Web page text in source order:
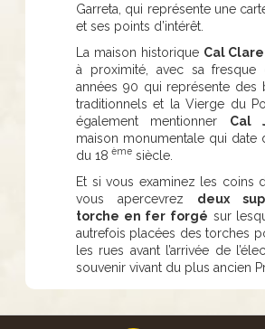
Garreta, qui représente une
et ses points d’intérêt.
La maison historique Cal
à proximité, avec sa fresque
années 90 qui représente des
traditionnels et la Vierge du
également mentionner Cal
maison monumentale qui date
du 18 ème siècle.
Et si vous examinez les coins
vous apercevrez deux
torche en fer forgé sur
autrefois placées des torches
les rues avant l’arrivée de
souvenir vivant du plus ancien